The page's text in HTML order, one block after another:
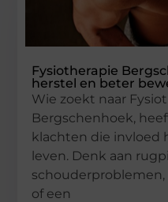
Fysiotherapie
herstel en beter
Wie zoekt naar
Bergschenhoek,
klachten die invloed
leven. Denk aan
of een